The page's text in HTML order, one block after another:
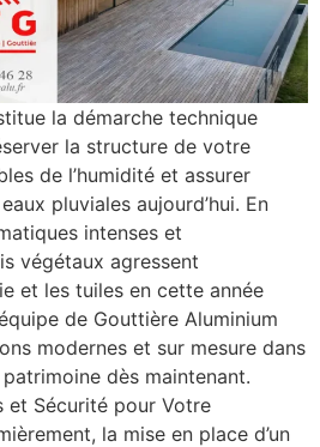
la démarche technique
la structure de votre
de l’humidité et assurer
pluviales aujourd’hui. En
intenses et
végétaux agressent
et les tuiles en cette année
de Gouttière Aluminium
modernes et sur mesure dans
dès maintenant.
et Sécurité pour Votre
la mise en place d’un